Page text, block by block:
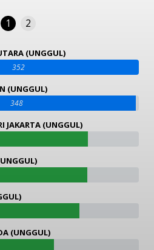
1 2
(UNGGUL)
352
(UNGGUL)
348
JAKARTA (UNGGUL)
(UNGGUL)